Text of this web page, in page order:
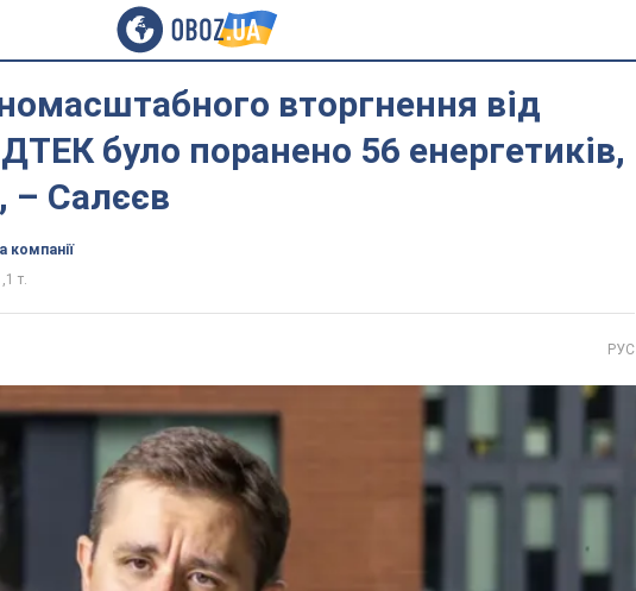
вторгнення від
було поранено 56 енергетиків,
– Салєєв
компанії
т.
РУС